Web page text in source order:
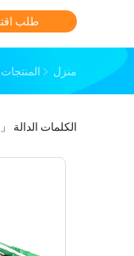
طلب
منزل المنتجات
الكلمات الدالة 「eeg needle electrodes」